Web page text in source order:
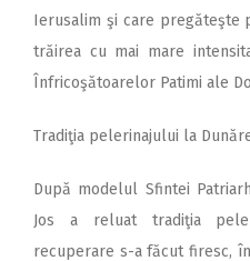
Ierusalim şi care pregăteşte
trăirea cu mai mare
Înfricoşătoarelor Patimi ale
Tradiţia pelerinajului la
După modelul Sfintei
Jos a reluat tradiţia
recuperare s-a făcut firesc,